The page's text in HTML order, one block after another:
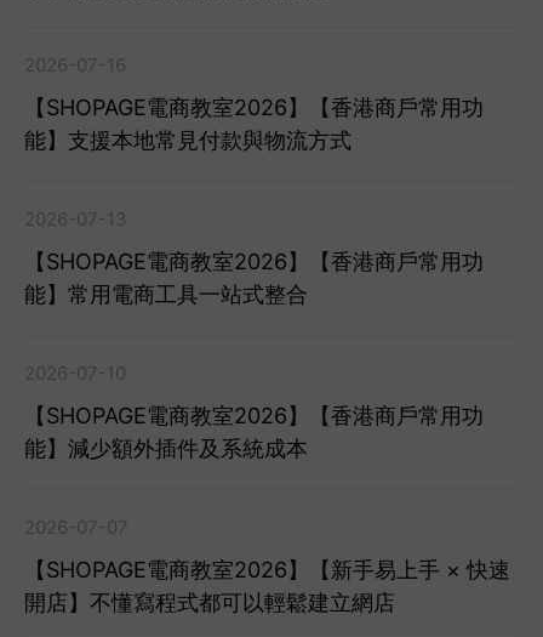
2026-07-16
【SHOPAGE電商教室2026】【香港商戶常用功
能】支援本地常見付款與物流方式
2026-07-13
【SHOPAGE電商教室2026】【香港商戶常用功
能】常用電商工具一站式整合
2026-07-10
【SHOPAGE電商教室2026】【香港商戶常用功
能】減少額外插件及系統成本
2026-07-07
【SHOPAGE電商教室2026】【新手易上手 × 快速
開店】不懂寫程式都可以輕鬆建立網店